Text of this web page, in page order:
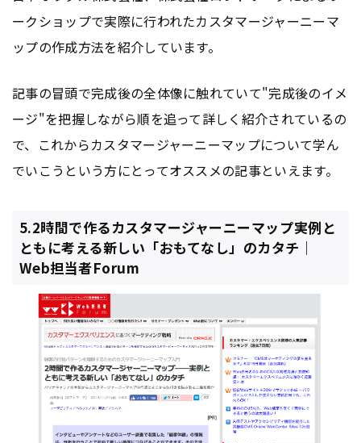
ークショップで実際に行われたカスタマージャーニーマ
ップの作成方法を紹介しています。
記事の冒頭で完成後の全体像に触れていて"完成後のイメ
ージ"を把握しながら順を追って詳しく紹介されているの
で、これからカスタマージャーニーマップについて学ん
でいこうという方にとってオススメの記事といえます。
5.2時間で作るカスタマージャーニーマップ――実例と
ともに考える新しい「おもてなし」のカタチ｜
Web担当者Forum